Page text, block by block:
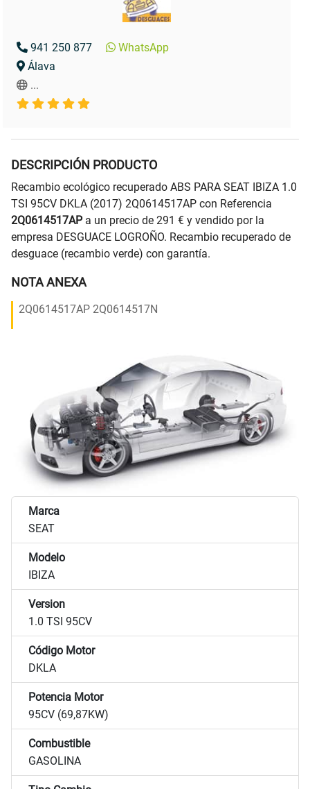
941 250 877
WhatsApp
Álava
...
DESCRIPCIÓN PRODUCTO
Recambio ecológico recuperado ABS PARA SEAT IBIZA 1.0
TSI 95CV DKLA (2017) 2Q0614517AP con Referencia
2Q0614517APa un precio de 291 € y vendido por la
empresa DESGUACE LOGROÑO. Recambio recuperado de
desguace (recambio verde) con garantía.
NOTA ANEXA
2Q0614517AP 2Q0614517N
Marca
SEAT
Modelo
IBIZA
Version
1.0 TSI 95CV
Código Motor
DKLA
Potencia Motor
95CV (69,87KW)
Combustible
GASOLINA